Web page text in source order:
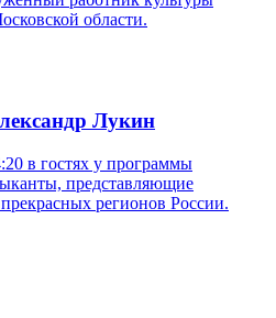
области.
Лукин
в гостях у программы
представляющие
регионов России.